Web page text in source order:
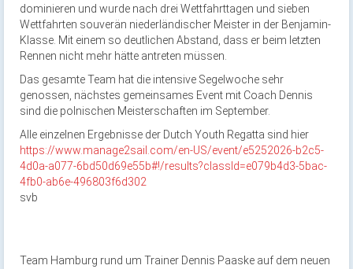
dominieren und wurde nach drei Wettfahrttagen und sieben
Wettfahrten souverän niederländischer Meister in der Benjamin-
Klasse. Mit einem so deutlichen Abstand, dass er beim letzten
Rennen nicht mehr hätte antreten müssen.
Das gesamte Team hat die intensive Segelwoche sehr
genossen, nächstes gemeinsames Event mit Coach Dennis
sind die polnischen Meisterschaften im September.
Alle einzelnen Ergebnisse der Dutch Youth Regatta sind hier
https://www.manage2sail.com/en-US/event/e5252026-b2c5-
4d0a-a077-6bd50d69e55b#!/results?classId=e079b4d3-5bac-
4fb0-ab6e-496803f6d302
svb
Team Hamburg rund um Trainer Dennis Paaske auf dem neuen